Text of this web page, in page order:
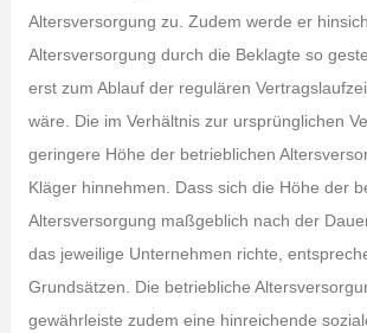
Altersversorgung zu. Zudem werde er
Altersversorgung durch die Beklagte so
erst zum Ablauf der regulären
wäre. Die im Verhältnis zur ursprünglichen
geringere Höhe der betrieblichen
Kläger hinnehmen. Dass sich die Höhe der
Altersversorgung maßgeblich nach der
das jeweilige Unternehmen richte,
Grundsätzen. Die betriebliche
gewährleiste zudem eine hinreichende